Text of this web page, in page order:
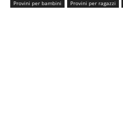
Provini per bambini
Provini per ragazzi